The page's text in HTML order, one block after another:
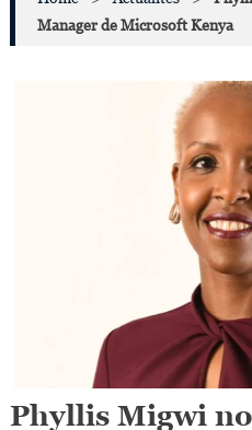
Manager de Microsoft Kenya
Phyllis Migwi